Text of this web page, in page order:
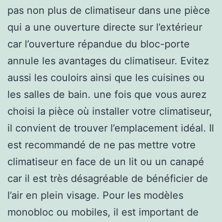
pas non plus de climatiseur dans une pièce
qui a une ouverture directe sur l’extérieur
car l’ouverture répandue du bloc-porte
annule les avantages du climatiseur. Evitez
aussi les couloirs ainsi que les cuisines ou
les salles de bain. une fois que vous aurez
choisi la pièce où installer votre climatiseur,
il convient de trouver l’emplacement idéal. Il
est recommandé de ne pas mettre votre
climatiseur en face de un lit ou un canapé
car il est très désagréable de bénéficier de
l’air en plein visage. Pour les modèles
monobloc ou mobiles, il est important de